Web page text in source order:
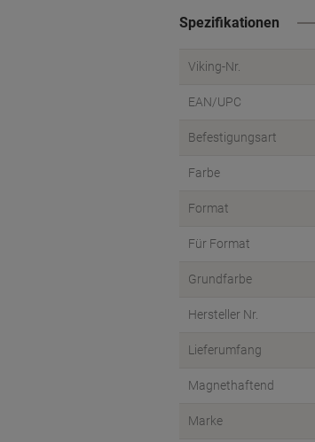
Spezifikationen
Viking-Nr.
EAN/UPC
Befestigungsart
Farbe
Format
Für Format
Grundfarbe
Hersteller Nr.
Lieferumfang
Magnethaftend
Marke